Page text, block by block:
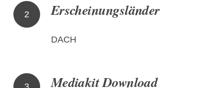
2 Erscheinungsländer
DACH
Mediakit Download